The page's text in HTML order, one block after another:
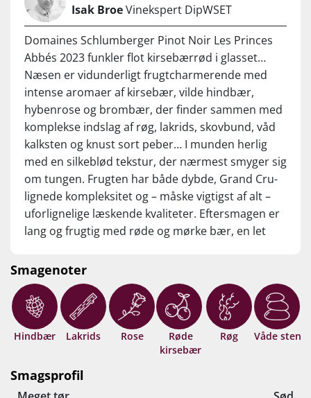
Isak BroeVinekspert DipWSET
Domaines Schlumberger Pinot Noir Les Princes
Abbés 2023 funkler flot kirsebærrød i glasset…
Næsen er vidunderligt frugtcharmerende med
intense aromaer af kirsebær, vilde hindbær,
hybenrose og brombær, der finder sammen med
komplekse indslag af røg, lakrids, skovbund, våd
kalksten og knust sort peber… I munden herlig
med en silkeblød tekstur, der nærmest smyger sig
om tungen. Frugten har både dybde, Grand Cru-
lignede kompleksitet og – måske vigtigst af alt –
uforlignelige læskende kvaliteter. Eftersmagen er
lang og frugtig med røde og mørke bær, en let
de fine tanniner og en kalket mineralitet giver
struktur og elegance. Drik nu, eller gem 8–10 år
fra høståret.
Smagenoter
Hindbær Lakrids Rose
Røde
kirsebær
Røg Våde sten
Smagsprofil